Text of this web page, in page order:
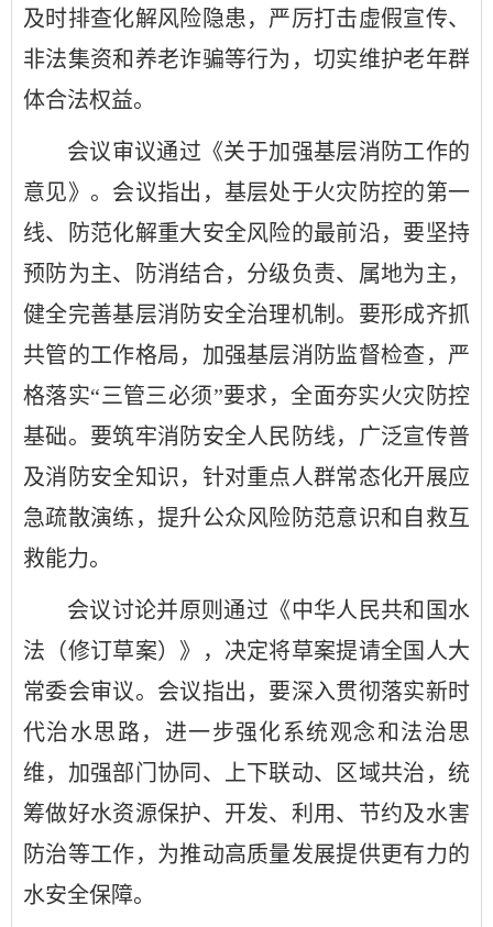
及时排查化解风险隐患，严厉打击虚假宣传、
非法集资和养老诈骗等行为，切实维护老年群
体合法权益。
会议审议通过《关于加强基层消防工作的
意见》。会议指出，基层处于火灾防控的第一
线、防范化解重大安全风险的最前沿，要坚持
预防为主、防消结合，分级负责、属地为主，
健全完善基层消防安全治理机制。要形成齐抓
共管的工作格局，加强基层消防监督检查，严
格落实“三管三必须”要求，全面夯实火灾防控
基础。要筑牢消防安全人民防线，广泛宣传普
及消防安全知识，针对重点人群常态化开展应
急疏散演练，提升公众风险防范意识和自救互
救能力。
会议讨论并原则通过《中华人民共和国水
法（修订草案）》，决定将草案提请全国人大
常委会审议。会议指出，要深入贯彻落实新时
代治水思路，进一步强化系统观念和法治思
维，加强部门协同、上下联动、区域共治，统
筹做好水资源保护、开发、利用、节约及水害
防治等工作，为推动高质量发展提供更有力的
水安全保障。